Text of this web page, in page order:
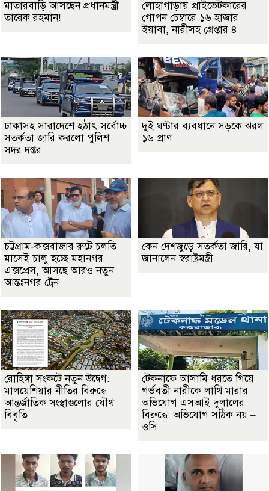
মাতারবাড়ি আসছেন প্রধানমন্ত্রী
তারেক রহমান!
লোহাগাড়ায় প্রাইভেটকারের
গোপন চেম্বারে ১৬ হাজার
ইয়াবা, নারীসহ গ্রেপ্তার ৪
ঢাকাসহ সারাদেশে হঠাৎ সর্বোচ্চ
সতর্কতা জা‌রি করলো পুলিশ
সদর দপ্তর
দুই ঘণ্টার ব্যবধানে সড়কে ঝরল
১৬ প্রাণ
চট্টগ্রাম-কক্সবাজার রুটে চলতি
মাসেই চালু হচ্ছে মহানগর
এক্সপ্রেস, আসছে আরও নতুন
আন্তঃনগর ট্রেন
কেন দেশজুড়ে সতর্কতা জারি, যা
জানালেন স্বরাষ্ট্রমন্ত্রী
রোহিঙ্গা সংকটে নতুন উদ্বেগ:
মালয়েশিয়ার নীতির বিরুদ্ধে
আন্তর্জাতিক সংস্থাগুলোর যৌথ
বিবৃতি
টেকনাফে আসামি ধরতে গিয়ে
গর্ভবতী নারীকে লাথি মারার
অভিযোগ এসআই দুলালের
বিরুদ্ধে: অভিযোগ সঠিক নয় –
ওসি